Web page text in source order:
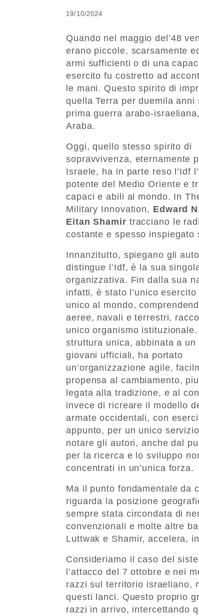
19/10/2024
Quando nel maggio del’48
erano piccole, scarsamente
armi sufficienti o di una
esercito fu costretto ad
le mani. Questo spirito di
quella Terra per duemila
prima guerra arabo-
Araba.
Oggi, quello stesso spirito di
sopravvivenza, eternamente
Israele, ha in parte reso l’Idf
potente del Medio Oriente e
capaci e abili al mondo. In
Military Innovation, Edward
Eitan Shamir tracciano le
costante e spesso inspiegato
Innanzitutto, spiegano gli
distingue l’Idf, è la sua
organizzativa. Fin dalla sua
infatti, è stato l’unico
unico al mondo,
aeree, navali e terrestri,
unico organismo istituzionale.
struttura unica, abbinata a un
giovani ufficiali, ha portato
un’organizzazione agile,
propensa al cambiamento,
legata alla tradizione, e al
invece di ricreare il modello
armate occidentali, con
appunto, per un unico
notare gli autori, anche dal
per la ricerca e lo sviluppo
concentrati in un’unica forza.
Ma il punto fondamentale da
riguarda la posizione
sempre stata circondata di
convenzionali e molte altre
Luttwak e Shamir, accelera,
Consideriamo il caso del
l’attacco del 7 ottobre e nei
razzi sul territorio israeliano,
questi lanci. Questo proprio
razzi in arrivo, intercettando